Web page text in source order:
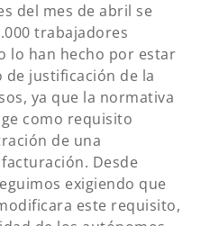
del mes de abril se
trabajadores
lo han hecho por estar
de justificación de la
ya que la normativa
como requisito
de una
Desde
exigiendo que
este requisito,